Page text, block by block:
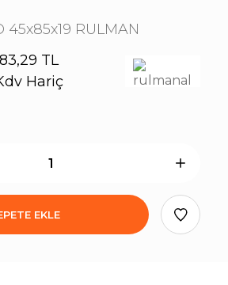
45x85x19 RULMAN
TL
Hariç
EKLE